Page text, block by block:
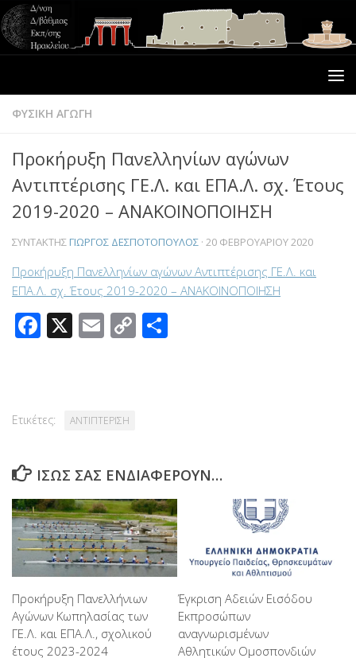
ΦΥΣΙΚΗ ΑΓΩΓΗ
Προκήρυξη Πανελληνίων αγώνων
Αντιπτέρισης ΓΕ.Λ. και ΕΠΑ.Λ. σχ. Έτους
2019-2020 – ΑΝΑΚΟΙΝΟΠΟΙΗΣΗ
ΣΥΝΤΆΚΤΗΣ ΓΙΏΡΓΟΣ ΔΕΣΠΟΤΌΠΟΥΛΟΣ · 20 ΦΕΒΡΟΥΑΡΊΟΥ 2020
Προκήρυξη Πανελληνίων αγώνων Αντιπτέρισης ΓΕ.Λ. και
ΕΠΑ.Λ. σχ. Έτους 2019-2020 – ΑΝΑΚΟΙΝΟΠΟΙΗΣΗ
Facebook
X Email
Copy
Ετικέτες: ΑΝΤΙΠΤΕΡΙΣΗ
ΊΣΩΣ ΣΑΣ ΕΝΔΙΑΦΈΡΟΥΝ…
Προκήρυξη Πανελλήνιων
Αγώνων Κωπηλασίας των
ΓΕ.Λ. και ΕΠΑ.Λ., σχολικού
έτους 2023-2024
Έγκριση Αδειών Εισόδου
Εκπροσώπων
αναγνωρισμένων
Αθλητικών Ομοσπονδιών